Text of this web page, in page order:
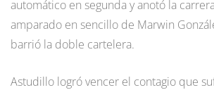
automático en segunda y anotó la
amparado en sencillo de Marwin
barrió la doble cartelera.
Astudillo logró vencer el contagio que